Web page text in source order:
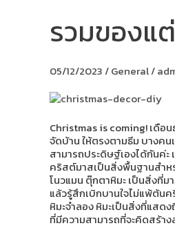
รวมของแ
05/12/2023/General/
Christmas is coming! เดือ
จัดบ้าน ให้ตรงตามธีม บางค
สามารถประดิษฐ์เองได้กันค่
คริสต์มาสเป็นสิ่งพื้นฐานสำห
โนวแมน ตุ๊กตาหิมะ เป็นสิ่งที่
แล้วรู้สึกเบิกบานใจไม่แพ้ต้น
หิมะจำลอง หิมะเป็นสิ่งที่แสด
ที่มีความสามารถที่จะคิดสร้า
ของ
แต่ง
คริสต์มาส
สามารถ
เอง
ได้!